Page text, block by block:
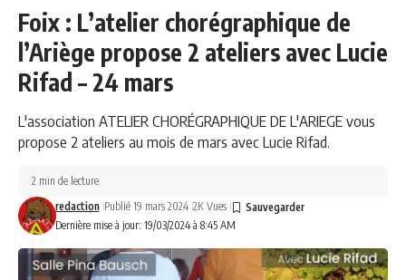
Foix : L’atelier chorégraphique de
l’Ariège propose 2 ateliers avec Lucie
Rifad – 24 mars
L'association ATELIER CHORÉGRAPHIQUE DE L'ARIEGE vous
propose 2 ateliers au mois de mars avec Lucie Rifad.
Dernière mise à jour: 19/03/2024 à 8:45 AM
redaction Publié 19 mars 2024 2K Vues
2 min de lecture